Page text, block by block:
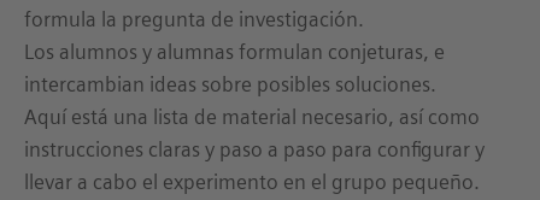
formula la pregunta de investigación.
Los alumnos y alumnas formulan conjeturas, e
intercambian ideas sobre posibles soluciones.
Aquí está una lista de material necesario, así como
instrucciones claras y paso a paso para configurar y
llevar a cabo el experimento en el grupo pequeño.